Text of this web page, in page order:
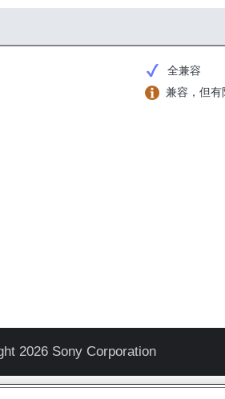
全兼容
兼容，但有
2026 Sony Corporation